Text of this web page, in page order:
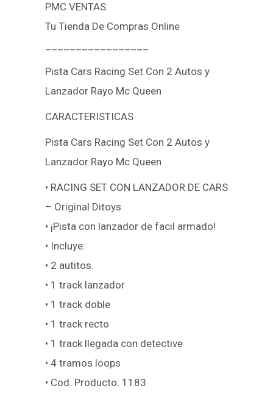
PMC VENTAS
Tu Tienda De Compras Online
Pista Cars Racing Set Con 2 Autos y
Lanzador Rayo Mc Queen
CARACTERISTICAS
Pista Cars Racing Set Con 2 Autos y
Lanzador Rayo Mc Queen
• RACING SET CON LANZADOR DE CARS
– Original Ditoys
• ¡Pista con lanzador de facil armado!
• Incluye:
• 2 autitos.
• 1 track lanzador
• 1 track doble
• 1 track recto
• 1 track llegada con detective
• 4 tramos loops
• Cod. Producto: 1183